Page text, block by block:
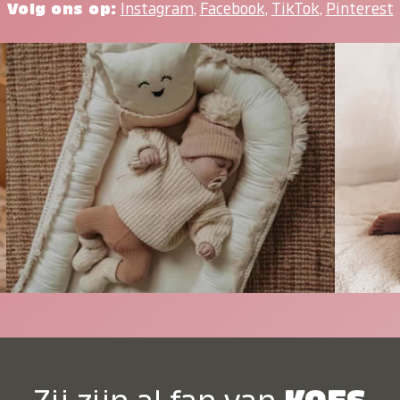
Volg ons op: Instagram, Facebook, TikTok, Pinterest